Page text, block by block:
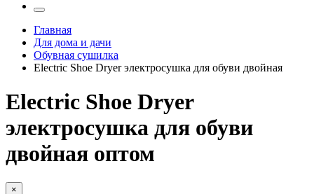
Главная
Для дома и дачи
Обувная сушилка
Electric Shoe Dryer электросушка для обуви двойная
Electric Shoe Dryer
электросушка для обуви
двойная оптом
×